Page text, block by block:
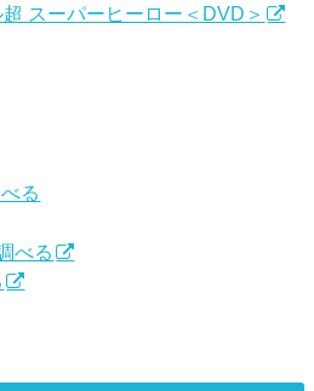
スーパーヒーロー＜DVD＞
る
べる